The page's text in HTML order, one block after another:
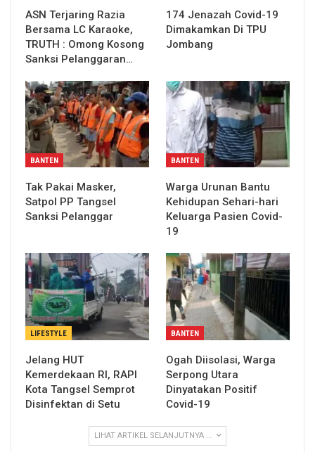
ASN Terjaring Razia
Bersama LC Karaoke,
TRUTH : Omong Kosong
Sanksi Pelanggaran…
174 Jenazah Covid-19
Dimakamkan Di TPU
Jombang
BANTEN
Tak Pakai Masker,
Satpol PP Tangsel
Sanksi Pelanggar
BANTEN
Warga Urunan Bantu
Kehidupan Sehari-hari
Keluarga Pasien Covid-
19
LIFESTYLE
Jelang HUT
Kemerdekaan RI, RAPI
Kota Tangsel Semprot
Disinfektan di Setu
BANTEN
Ogah Diisolasi, Warga
Serpong Utara
Dinyatakan Positif
Covid-19
LIHAT ARTIKEL SELANJUTNYA ...